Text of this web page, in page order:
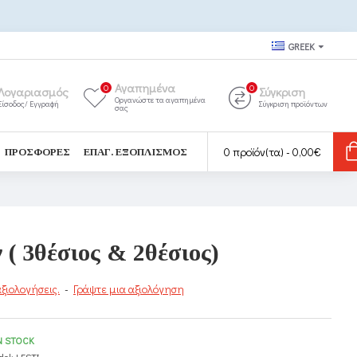
GREEK
Εγγραφή
Αγαπημένα
Οργανώστε τα αγαπημένα
σας
0 Σύγκριση
Σύγκριση προϊόντων
0
ΠΡΟΣΦΟΡΈΣ ΕΠΑΓ. ΕΞΟΠΛΙΣΜΌΣ 0 προϊόν(τα) - 0,00€
3θέσιος & 2θέσιος)
- Γράψτε μια αξιολόγηση
STOCK